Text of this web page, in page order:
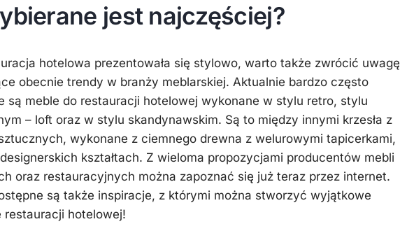
jest najczęściej?
hotelowa prezentowała się stylowo, warto także zwrócić uwagę
obecnie trendy w branży meblarskiej. Aktualnie bardzo często
są meble do restauracji hotelowej wykonane w stylu retro, stylu
– loft oraz w stylu skandynawskim. Są to między innymi krzesła z
wykonane z ciemnego drewna z welurowymi tapicerkami,
designerskich kształtach. Z wieloma propozycjami producentów mebli
oraz restauracyjnych można zapoznać się już teraz przez internet.
są także inspiracje, z którymi można stworzyć wyjątkowe
restauracji hotelowej!